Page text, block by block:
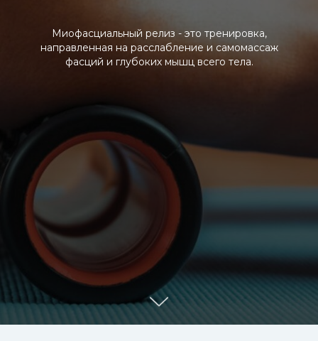
Миофасциальный релиз - это тренировка,
направленная на расслабление и самомассаж
фасций и глубоких мышц всего тела.